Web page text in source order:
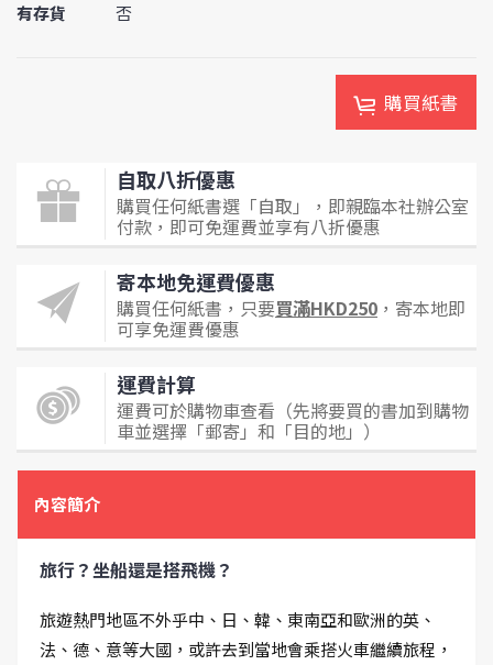
有存貨
否
購買紙書
自取八折優惠
購買任何紙書選「自取」，即親臨本社辦公室
付款，即可免運費並享有八折優惠
寄本地免運費優惠
購買任何紙書，只要買滿HKD250 ，寄本地即
可享免運費優惠
運費計算
運費可於購物車查看（先將要買的書加到購物
車並選擇「郵寄」和「目的地」）
內容簡介
旅行？坐船還是搭飛機？
旅遊熱門地區不外乎中、日、韓、東南亞和歐洲的英、
法、德、意等大國，或許去到當地會乘搭火車繼續旅程，